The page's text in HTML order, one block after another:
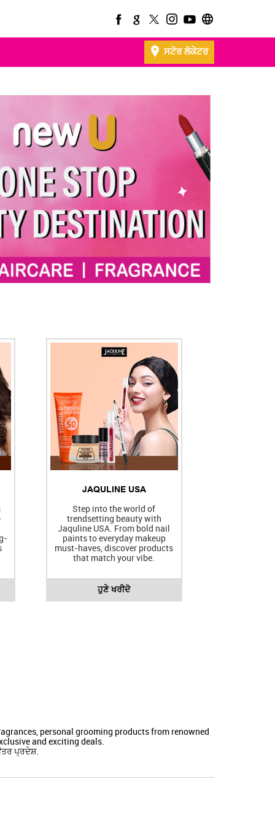
ਸਟੋਰ ਲੋਕੇਟਰ
JAQULINE USA
Step into the world of
trendsetting beauty with
Jaquline USA. From bold nail
paints to everyday makeup
must-haves, discover products
that match your vibe.
ਹੁਣੇ ਖਰੀਦੋ
personal grooming products from renowned
and exciting deals.
ਪ੍ਰਦੇਸ਼.